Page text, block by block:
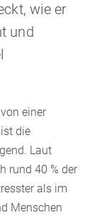
wie er
und
einer
die
Laut
rund 40 % der
als im
Menschen